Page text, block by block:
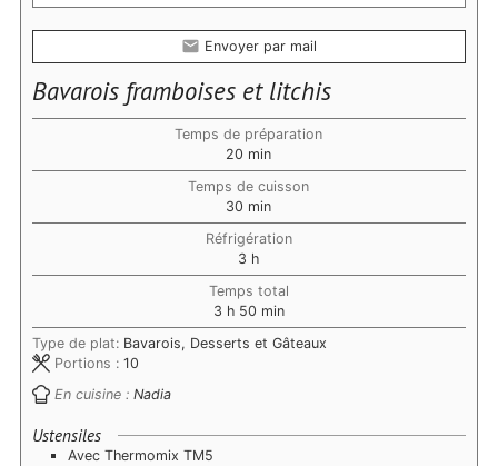
Envoyer par mail
Bavarois framboises et litchis
Temps de préparation
20 minutes
min
Temps de cuisson
30 minutes
min
Réfrigération
3 heures
h
Temps total
3heures
h 50minutes
min
Type de plat: Bavarois, Desserts et Gâteaux
Portions :10
En cuisine :Nadia
Ustensiles
Avec Thermomix TM5